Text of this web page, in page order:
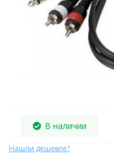
В наличии
Нашли дешевле?